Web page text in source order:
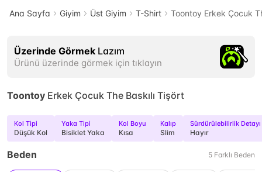
Ana Sayfa Giyim Üst Giyim T-Shirt Toontoy Erkek Çocuk
Üzerinde Görmek Lazım
Ürünü üzerinde görmek için tıklayın
Toontoy Erkek Çocuk The Baskılı Tişört
Kol Tipi
Düşük Kol
Yaka Tipi
Bisiklet Yaka
Kol Boyu
Kısa
Kalıp
Slim
Sürdürülebilirlik Detayı
Hayır
Beden 5 Farklı Beden